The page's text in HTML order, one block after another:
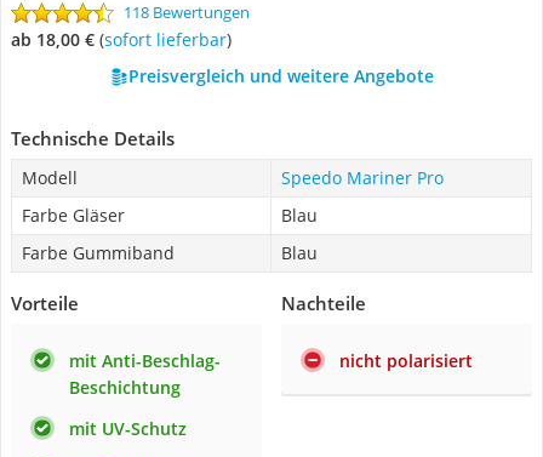
118 Bewertungen
ab 18,00 € ( Sofort lieferbar)
Preisvergleich und weitere Angebote
Technische Details
Modell
Speedo Mariner Pro
Farbe Gläser
Blau
Farbe Gummiband
Blau
Vorteile
mit Anti-Beschlag-
Beschichtung
mit UV-Schutz
Nachteile
nicht polarisiert